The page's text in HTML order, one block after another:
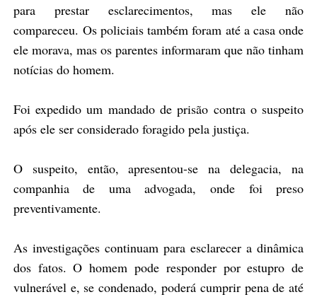
para prestar esclarecimentos, mas ele não
compareceu. Os policiais também foram até a casa onde
ele morava, mas os parentes informaram que não tinham
notícias do homem.
Foi expedido um mandado de prisão contra o suspeito
após ele ser considerado foragido pela justiça.
O suspeito, então, apresentou-se na delegacia, na
companhia de uma advogada, onde foi preso
preventivamente.
As investigações continuam para esclarecer a dinâmica
dos fatos. O homem pode responder por estupro de
vulnerável e, se condenado, poderá cumprir pena de até